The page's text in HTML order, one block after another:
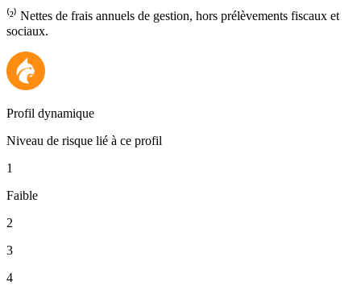
⁽²⁾ Nettes de frais annuels de gestion, hors prélèvements fiscaux et
sociaux.
Profil dynamique
Niveau de risque lié à ce profil
1
Faible
2
3
4